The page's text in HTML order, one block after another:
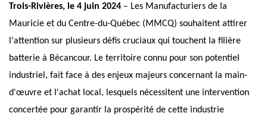
Trois-Rivières, le 4 juin 2024 – Les Manufacturiers de la
Mauricie et du Centre-du-Québec (MMCQ) souhaitent attirer
l'attention sur plusieurs défis cruciaux qui touchent la filière
batterie à Bécancour. Le territoire connu pour son potentiel
industriel, fait face à des enjeux majeurs concernant la main-
d'œuvre et l'achat local, lesquels nécessitent une intervention
concertée pour garantir la prospérité de cette industrie